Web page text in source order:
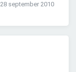
28 september 2010